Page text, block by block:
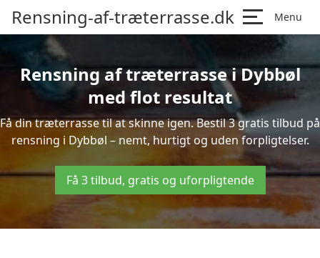
Rensning-af-træterrasse.dk Menu
Rensning af træterrasse i Dybbøl
med flot resultat
Få din træterrasse til at skinne igen. Bestil 3 gratis tilbud på
rensning i Dybbøl – nemt, hurtigt og uden forpligtelser.
Få 3 tilbud, gratis og uforpligtende